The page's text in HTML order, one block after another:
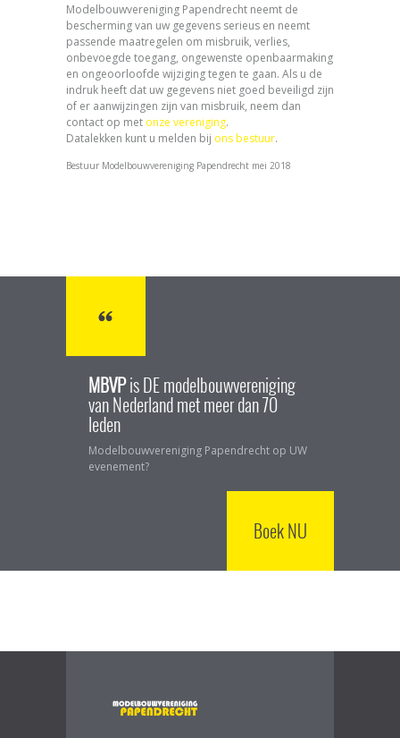
Modelbouwvereniging Papendrecht neemt de
bescherming van uw gegevens serieus en neemt
passende maatregelen om misbruik, verlies,
onbevoegde toegang, ongewenste openbaarmaking
en ongeoorloofde wijziging tegen te gaan. Als u de
indruk heeft dat uw gegevens niet goed beveiligd zijn
of er aanwijzingen zijn van misbruik, neem dan
contact op met onze vereniging.
Datalekken kunt u melden bij ons bestuur.
Bestuur Modelbouwvereniging Papendrecht mei 2018
MBVPis DE modelbouwvereniging
van Nederland met meer dan 70
leden
Modelbouwvereniging Papendrecht op UW
evenement?
Boek NU